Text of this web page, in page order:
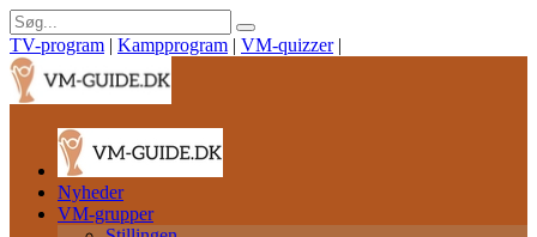
TV-program | Kampprogram | VM-quizzer |
Nyheder
VM-grupper